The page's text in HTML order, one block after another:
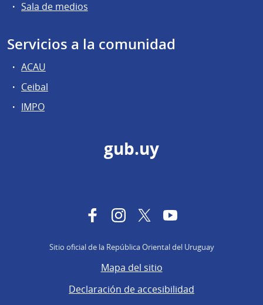
Sala de medios
Servicios a la comunidad
ACAU
Ceibal
IMPO
gub.uy
FacebookInstagram
TwitterYouTube
Sitio oficial de la República Oriental del Uruguay
Mapa del sitio
Declaración de accesibilidad